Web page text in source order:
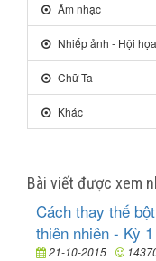
Âm nhạc
Nhiếp ảnh - Hội họa
Chữ Ta
Khác
Bài viết được xem
Cách thay thế
thiên nhiên - Kỳ 1
21-10-2015